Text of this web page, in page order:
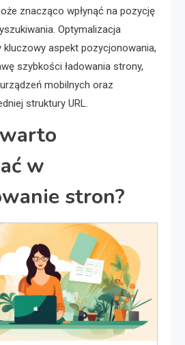
znacząco wpłynąć na pozycję
Optymalizacja
aspekt pozycjonowania,
szybkości ładowania strony,
mobilnych oraz
struktury URL.
w
stron?